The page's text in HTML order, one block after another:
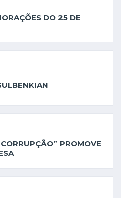
DO 25 DE
PROMOVE